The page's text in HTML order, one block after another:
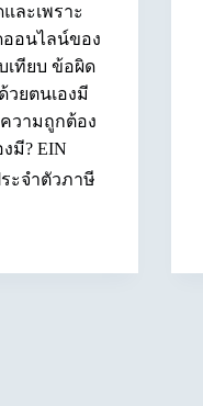
ละเพราะ
ออนไลน์ของ
เทียบ ข้อผิด
ยตนเองมี
ความถูกต้อง
มี? EIN
ระจำตัวภาษี